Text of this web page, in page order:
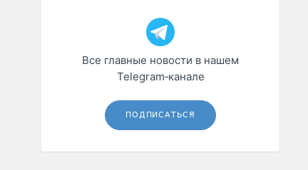
Все главные новости в нашем
Telegram‑канале
ПОДПИСАТЬСЯ